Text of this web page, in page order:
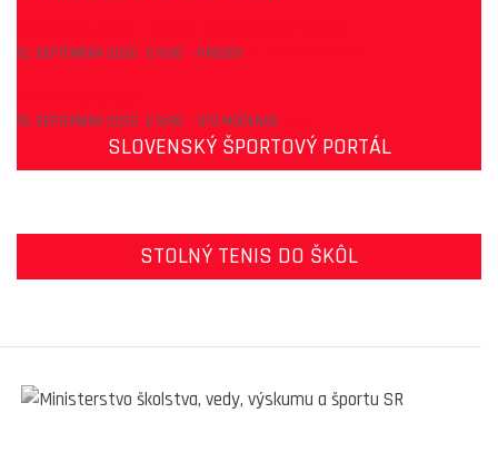
12. SEPTEMBRA 2026 O 9:00 - PREŠOV
19. SEPTEMBRA 2026 O 9:00 - STO MOČENOK
SLOVENSKÝ ŠPORTOVÝ PORTÁL
STOLNÝ TENIS DO ŠKÔL